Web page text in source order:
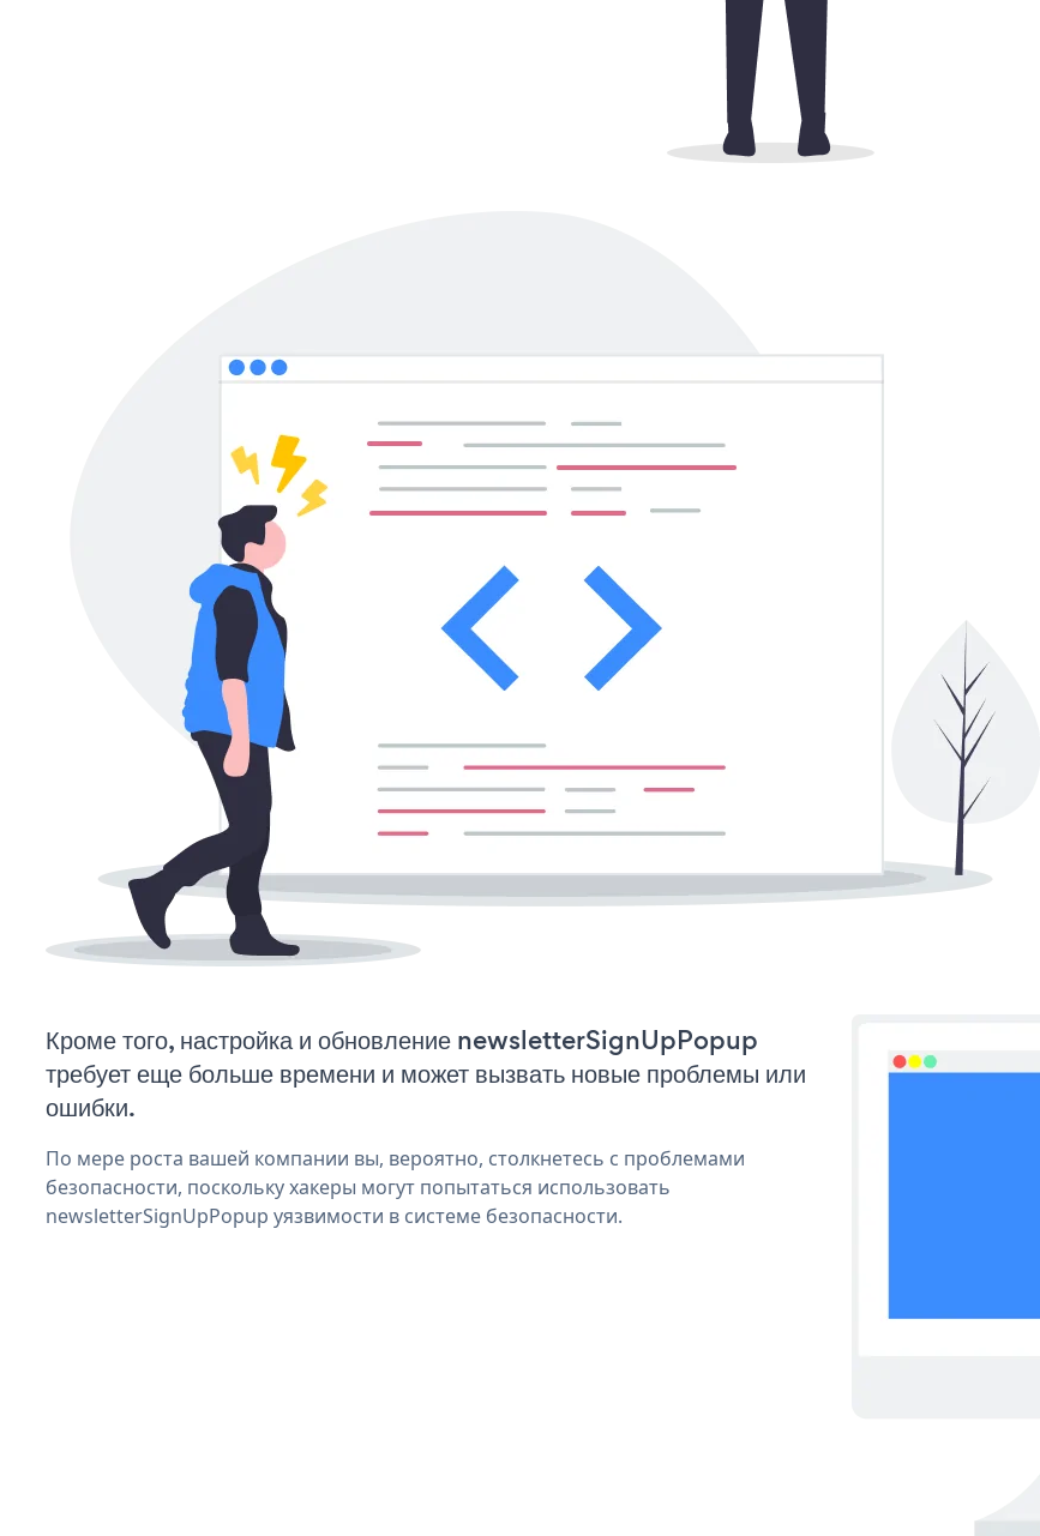
Кроме того, настройка и обновление newsletterSignUpPopup
требует еще больше времени и может вызвать новые проблемы или
ошибки.
По мере роста вашей компании вы, вероятно, столкнетесь с проблемами
безопасности, поскольку хакеры могут попытаться использовать
newsletterSignUpPopup уязвимости в системе безопасности.